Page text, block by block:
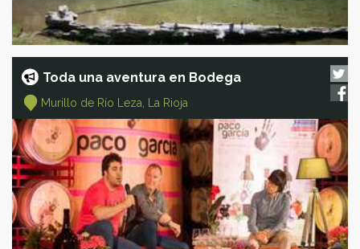
Toda una aventura en Bodega
Murillo de Río Leza, La Rioja